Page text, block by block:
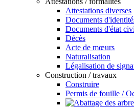
Attestations diverses
Documents
Documents d'état
Décès
Acte de mœurs
Naturalisation
Légalisation de
Construction / travaux
Construire
Permis de fouille /